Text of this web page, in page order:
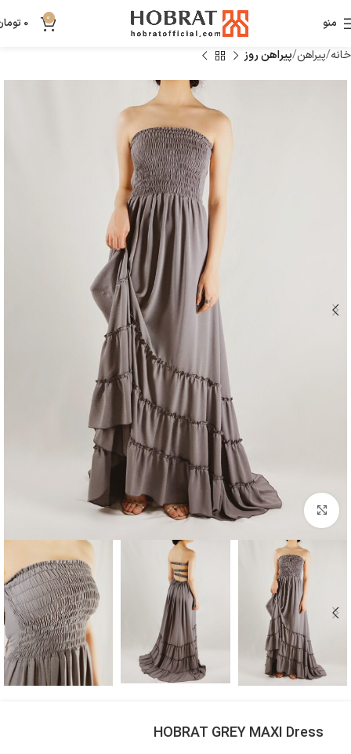
منو 0
0
خانه پیراهن پیراهن روز
بزرگنمایی تصویر
HOBRAT GREY MAXI Dress